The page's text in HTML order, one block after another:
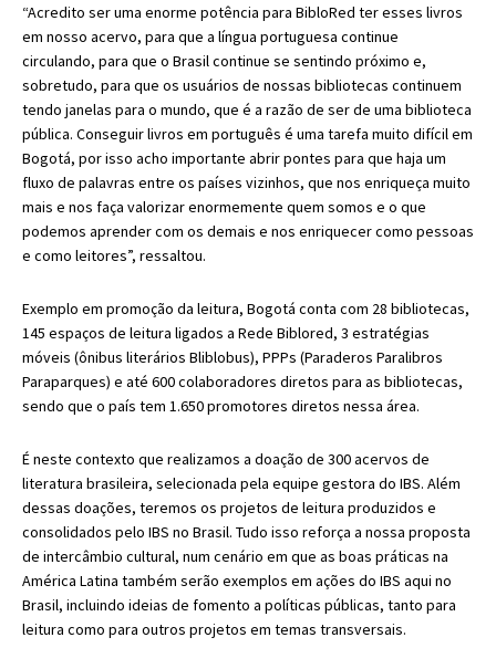
“Acredito ser uma enorme potência para BibloRed ter esses livros
em nosso acervo, para que a língua portuguesa continue
circulando, para que o Brasil continue se sentindo próximo e,
sobretudo, para que os usuários de nossas bibliotecas continuem
tendo janelas para o mundo, que é a razão de ser de uma biblioteca
pública. Conseguir livros em português é uma tarefa muito difícil em
Bogotá, por isso acho importante abrir pontes para que haja um
fluxo de palavras entre os países vizinhos, que nos enriqueça muito
mais e nos faça valorizar enormemente quem somos e o que
podemos aprender com os demais e nos enriquecer como pessoas
e como leitores”, ressaltou.
Exemplo em promoção da leitura, Bogotá conta com 28 bibliotecas,
145 espaços de leitura ligados a Rede Biblored, 3 estratégias
móveis (ônibus literários Bliblobus), PPPs (Paraderos Paralibros
Paraparques) e até 600 colaboradores diretos para as bibliotecas,
sendo que o país tem 1.650 promotores diretos nessa área.
É neste contexto que realizamos a doação de 300 acervos de
literatura brasileira, selecionada pela equipe gestora do IBS. Além
dessas doações, teremos os projetos de leitura produzidos e
consolidados pelo IBS no Brasil. Tudo isso reforça a nossa proposta
de intercâmbio cultural, num cenário em que as boas práticas na
América Latina também serão exemplos em ações do IBS aqui no
Brasil, incluindo ideias de fomento a políticas públicas, tanto para
leitura como para outros projetos em temas transversais.